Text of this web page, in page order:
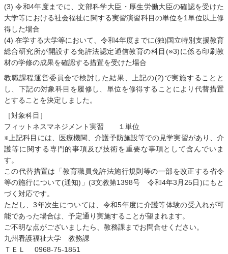
(3) 令和4年度までに、文部科学大臣・厚生労働大臣の確認を受けた
大学等における社会福祉に関する実習演習科目の単位を1単位以上修
得した場合
(4) 在学する大学等において、令和4年度までに(独)国立特別支援教育
総合研究所が開設する免許法認定通信教育の科目(※3)に係る印刷教
材の学修の成果を確認する措置を受けた場合
教職課程運営委員会で検討した結果、上記の(2)で実施することと
し、下記の対象科目を履修し、単位を修得することにより代替措置
とすることを決定しました。
［対象科目］
フィットネスマネジメント実習 １単位
※上記科目には、医療機関、介護予防施設等での見学実習があり、介
護等に関する専門的事項及び技術を重要な事項として含んでいま
す。
この代替措置は「教育職員免許法施行規則等の一部を改正する省令
等の施行について(通知)」(3文教第1398号 令和4年3月25日)にもと
づく対応です。
ただし、3年次生については、令和5年度に介護等体験の受入れが可
能であった場合は、予定通り実施することが望まれます。
ご不明な点がございましたら、教務課までお問合せください。
九州看護福祉大学 教務課
ＴＥＬ 0968-75-1851